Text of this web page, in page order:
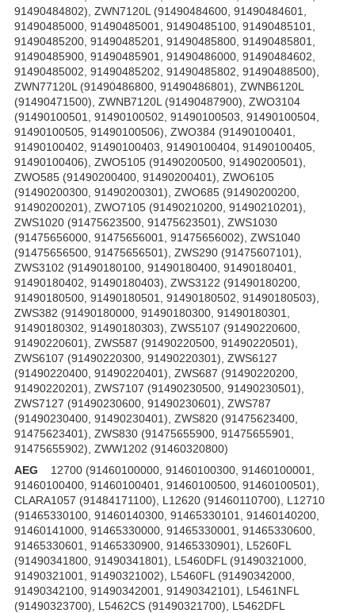
AEG 12700 (91460100000, 91460100300, 91460100001,
91460100400, 91460100401, 91460100500, 91460100501),
CLARA1057 (91484171100), L12620 (91460110700), L12710
(91465330100, 91460140300, 91465330101, 91460140200,
91460141000, 91465330000, 91465330001, 91465330600,
91465330601, 91465330900, 91465330901), L5260FL
(91490341800, 91490341801), L5460DFL (91490321000,
91490321001, 91490321002), L5460FL (91490342000,
91490342100, 91490342001, 91490342101), L5461NFL
(91490323700), L5462CS (91490321700), L5462DFL